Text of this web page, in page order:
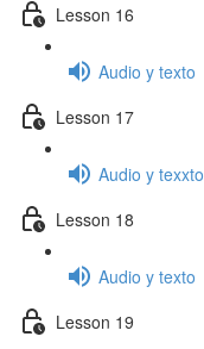
Lesson 16
Audio y texto
Lesson 17
Audio y texxto
Lesson 18
Audio y texto
Lesson 19